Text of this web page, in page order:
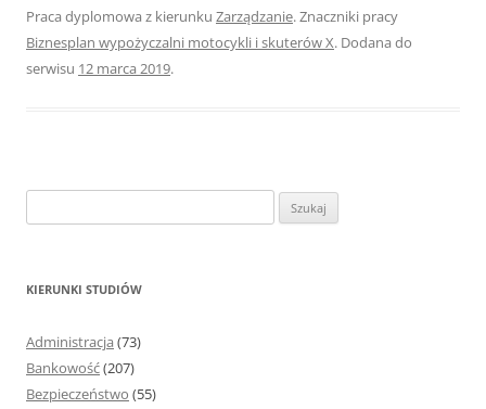
Praca dyplomowa z kierunku Zarządzanie. Znaczniki pracy
Biznesplan wypożyczalni motocykli i skuterów X. Dodana do
serwisu 12 marca 2019.
z
KIERUNKI STUDIÓW
Administracja (73)
Bankowość(207)
Bezpieczeństwo (55)